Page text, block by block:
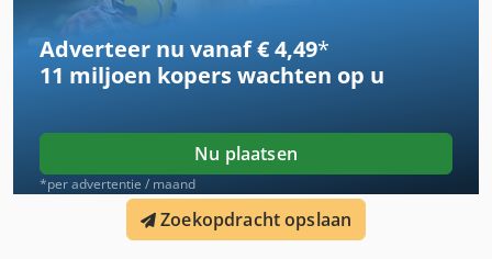
object. Overige eventueel afgebeelde artikelen maken
mogelijk deel uit van een ander aanbod. Wijzigingen en
fouten voorbehouden. Inventarisnummer: 2926-26
Adverteer nu vanaf € 4,49*
11 miljoen koperswachten op u
Nu plaatsen
*per advertentie / maand
Zoekopdracht opslaan